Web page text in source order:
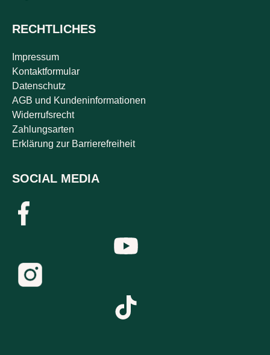
RECHTLICHES
Impressum
Kontaktformular
Datenschutz
AGB und Kundeninformationen
Widerrufsrecht
Zahlungsarten
Erklärung zur Barrierefreiheit
SOCIAL MEDIA